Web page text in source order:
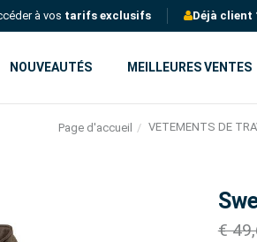
à vos tarifs exclusifs Déjà client
NOUVEAUTÉS MEILLEURES VENTES
Page d'accueil VETEMENTS DE
€